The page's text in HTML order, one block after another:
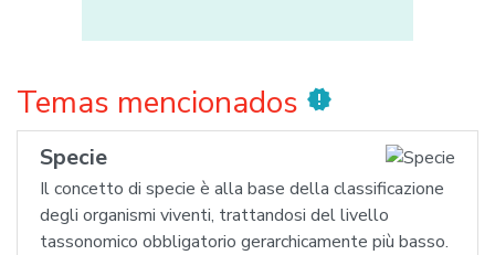
Temas mencionados new_releases
Specie
Il concetto di specie è alla base della classificazione
degli organismi viventi, trattandosi del livello
tassonomico obbligatorio gerarchicamente più basso.